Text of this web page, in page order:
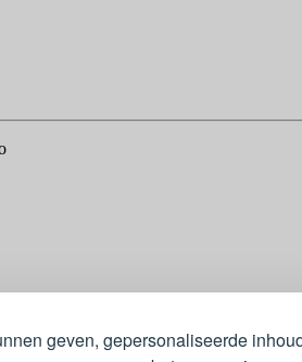
geven, gepersonaliseerde